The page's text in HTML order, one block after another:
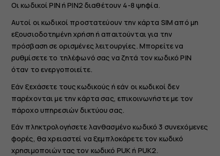
Οι κωδικοί PIN ή PIN2 διαθέτουν 4-8 ψηφία.
Αυτοί οι κωδικοί προστατεύουν την κάρτα SIM από μη
εξουσιοδοτημένη χρήση ή απαιτούνται για την
πρόσβαση σε ορισμένες λειτουργίες. Μπορείτε να
ρυθμίσετε το τηλέφωνό σας να ζητά τον κωδικό PIN
όταν το ενεργοποιείτε.
Εάν ξεχάσετε τους κωδικούς ή εάν οι κωδικοί δεν
παρέχονται με την κάρτα σας, επικοινωνήστε με τον
πάροχο υπηρεσιών δικτύου σας.
Εάν πληκτρολογήσετε λανθασμένο κωδικό 3 συνεχόμενες
φορές, θα χρειαστεί να ξεμπλοκάρετε τον κωδικό
χρησιμοποιώντας τον κωδικό PUK ή PUK2.